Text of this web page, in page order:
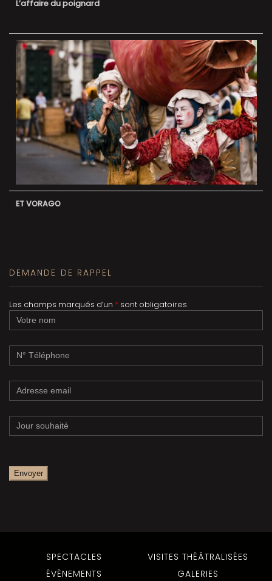
L’affaire du poignard
ET VORAGO
DEMANDE DE RAPPEL
Les champs marqués d’un * sont obligatoires
SPECTACLES
VISITES THÉÂTRALISÉES
ÉVÈNEMENTS
GALERIES